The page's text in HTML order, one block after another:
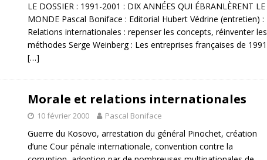
LE DOSSIER : 1991-2001 : DIX ANNÉES QUI ÉBRANLÈRENT LE
MONDE Pascal Boniface : Editorial Hubert Védrine (entretien) :
Relations internationales : repenser les concepts, réinventer les
méthodes Serge Weinberg : Les entreprises françaises de 1991
[…]
Morale et relations internationales
10 février 2000 Pascal Boniface
Guerre du Kosovo, arrestation du général Pinochet, création
d’une Cour pénale internationale, convention contre la